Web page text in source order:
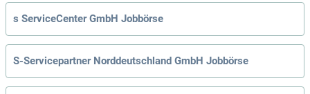
s ServiceCenter GmbH Jobbörse
S-Servicepartner Norddeutschland GmbH Jobbörse